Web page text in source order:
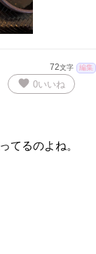
72文字 編集
favorite 0いいね
てるのよね。